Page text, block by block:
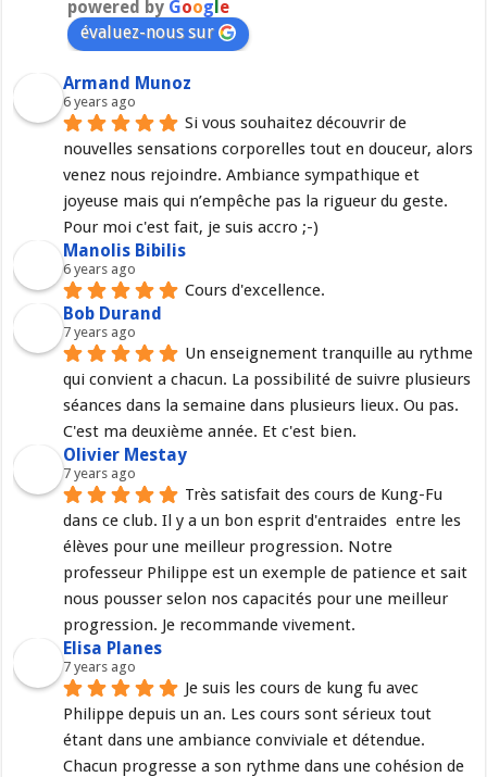
powered by Goog e
évaluez-nous sur
Armand Munoz
6 years ago
Si vous souhaitez découvrir de
nouvelles sensations corporelles tout en douceur, alors
venez nous rejoindre. Ambiance sympathique et
joyeuse mais qui n’empêche pas la rigueur du geste.
Pour moi c'est fait, je suis accro ;-)
Manolis Bibilis
6 years ago
Cours d'excellence.
Bob Durand
7 years ago
Un enseignement tranquille au rythme
qui convient a chacun. La possibilité de suivre plusieurs
séances dans la semaine dans plusieurs lieux. Ou pas.
C'est ma deuxième année. Et c'est bien.
Olivier Mestay
7 years ago
Très satisfait des cours de Kung-Fu
dans ce club. Il y a un bon esprit d'entraides  entre les
élèves pour une meilleur progression. Notre
professeur Philippe est un exemple de patience et sait
nous pousser selon nos capacités pour une meilleur
progression. Je recommande vivement.
Elisa Planes
7 years ago
Je suis les cours de kung fu avec
Philippe depuis un an. Les cours sont sérieux tout
étant dans une ambiance conviviale et détendue.
Chacun progresse a son rythme dans une cohésion de